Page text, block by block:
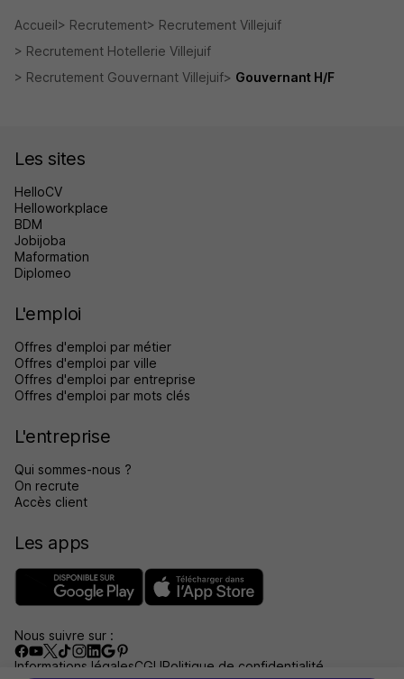
Accueil Recrutement
Recrutement Villejuif
Recrutement Hotellerie Villejuif
Recrutement Gouvernant Villejuif
Gouvernant H/F
Les sites
HelloCV
Helloworkplace
BDM
Jobijoba
Maformation
Diplomeo
L'emploi
Offres d'emploi par métier
Offres d'emploi par ville
Offres d'emploi par entreprise
Offres d'emploi par mots clés
L'entreprise
Qui sommes-nous ?
On recrute
Accès client
Les apps
Nous suivre sur :
Informations légalesCGUPolitique de confidentialité